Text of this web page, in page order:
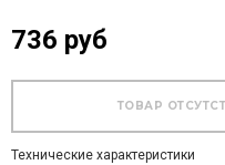
736 руб
Технические характеристики